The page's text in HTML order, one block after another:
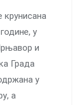
крунисана
у
и
Града
у
а